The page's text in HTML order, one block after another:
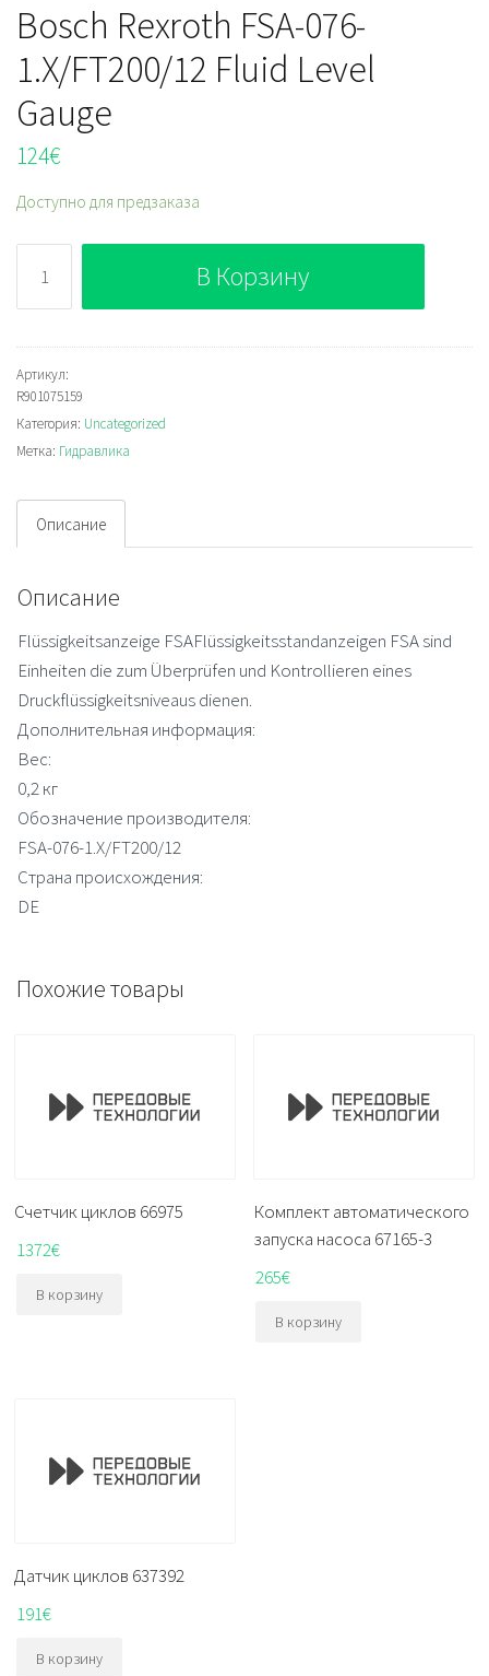
Bosch Rexroth FSA-076-
1.X/FT200/12 Fluid Level
Gauge
124€
Доступно для предзаказа
Bosch
Rexroth
FSA-
076-
1.X/FT200/12
Fluid
Gauge
В Корзину
Артикул:
R901075159
Категория: Uncategorized
Метка: Гидравлика
Описание
Описание
Flüssigkeitsanzeige FSAFlüssigkeitsstandanzeigen FSA sind
Einheiten die zum Überprüfen und Kontrollieren eines
Druckflüssigkeitsniveaus dienen.
Дополнительная информация:
Вес:
0,2 кг
Обозначение производителя:
FSA-076-1.X/FT200/12
Страна происхождения:
DE
Похожие товары
Счетчик циклов 66975
1372€
В корзину
Комплект автоматического
запуска насоса 67165-3
265€
В корзину
Датчик циклов 637392
191€
В корзину